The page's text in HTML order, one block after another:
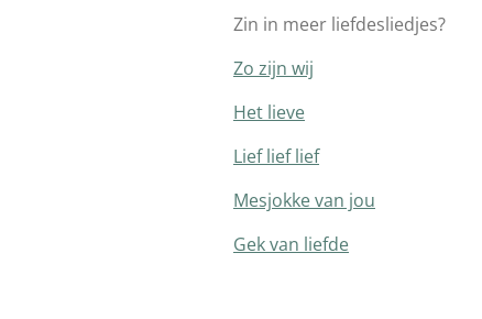
Zin in meer liefdesliedjes?
Zo zijn wij
Het lieve
Lief lief lief
Mesjokke van jou
Gek van liefde